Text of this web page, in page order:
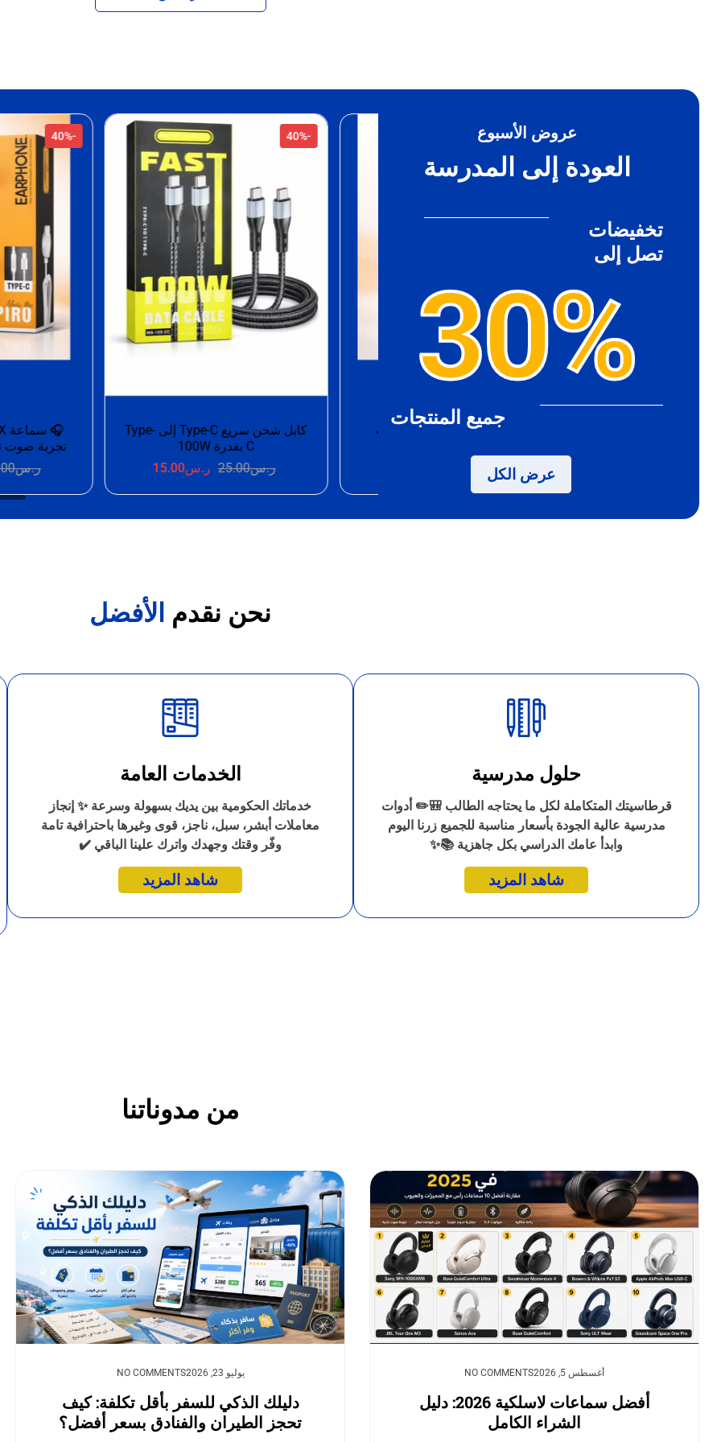
عروض الأسبوع
العودة إلى المدرسة
تخفيضات
تصل إلى
30%
جميع المنتجات
عرض الكل
-40%
🎧 سماعة WINMAX السلكية –
سماعة سلكية Type-C بصوت
ستيريو وميكروفون مدمج
ر.س 25.00 ر.س
-40%
نحن نقدم الأفضل
حلول مدرسية
قرطاسيتك المتكاملة لكل ما يحتاجه الطالب 🎒✏️ أدوات
مدرسية عالية الجودة بأسعار مناسبة للجميع زرنا اليوم
وابدأ عامك الدراسي بكل جاهزية 📚✨
شاهد المزيد
الخدمات العامة
خدماتك الحكومية بين يديك بسهولة وسرعة ✨ إنجاز
معاملات أبشر، سبل، ناجز، قوى وغيرها باحترافية تامة
وفّر وقتك وجهدك واترك علينا الباقي ✔️
شاهد المزيد
من مدوناتنا
أغسطس 5, 2026 NO COMMENTS
أفضل سماعات لاسلكية 2026: دليل
الشراء الكامل
يوليو 23, 2026 NO COMMENTS
دليلك الذكي للسفر بأقل تكلفة: كيف
تحجز الطيران والفنادق بسعر أفضل؟